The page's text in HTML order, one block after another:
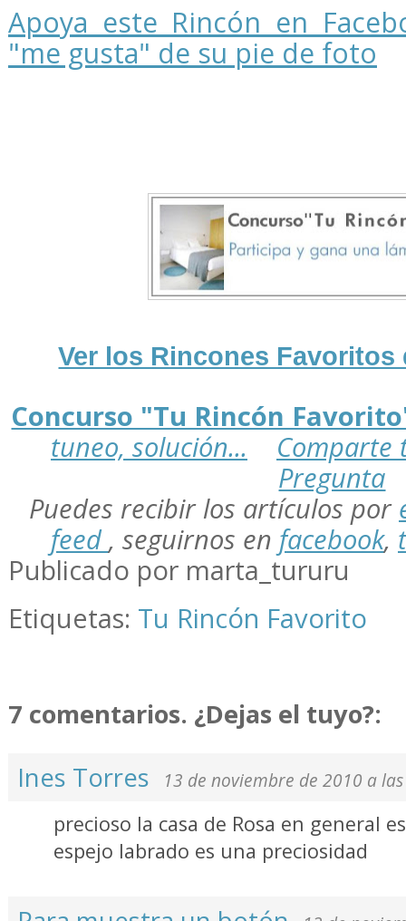
Apoya este Rincón en
"me gusta" de su pie de foto
Ver los Rincones Favoritos
Concurso "Tu Rincón
tuneo, solución...
Comparte
Pregunta
Puedes recibir los artículos por
feed, seguirnos en facebook,
Publicado por marta_tururu
Etiquetas: Tu Rincón Favorito
7 comentarios. ¿Dejas el tuyo?:
Ines Torres
13 de noviembre de 2010 a
precioso la casa de Rosa en general
espejo labrado es una preciosidad